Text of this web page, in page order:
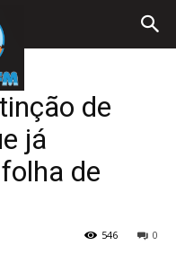
de
já
de
0
546